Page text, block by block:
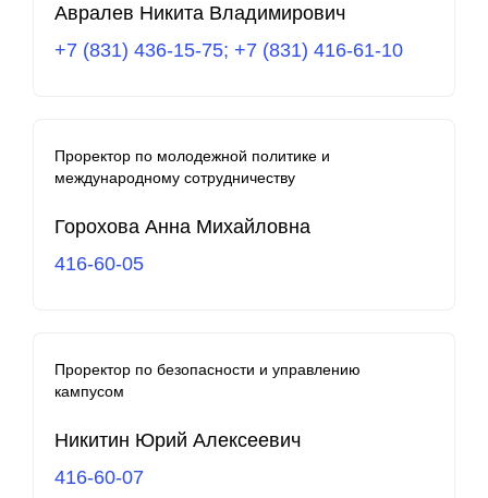
Авралев Никита Владимирович
+7 (831) 436-15-75; +7 (831) 416-61-10
Проректор по молодежной политике и
международному сотрудничеству
Горохова Анна Михайловна
416-60-05
Проректор по безопасности и управлению
кампусом
Никитин Юрий Алексеевич
416-60-07